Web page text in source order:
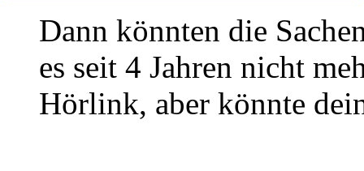
Dann könnten die
es seit 4 Jahren nicht
Hörlink, aber könnte